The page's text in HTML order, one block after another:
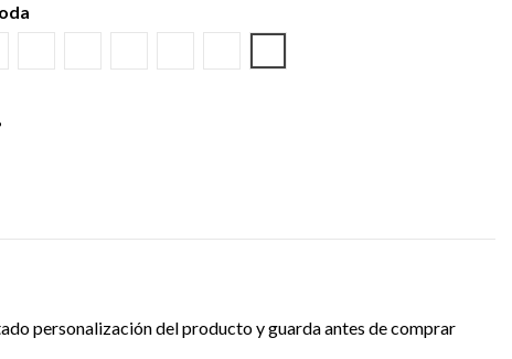
personalización del producto y guarda antes de comprar